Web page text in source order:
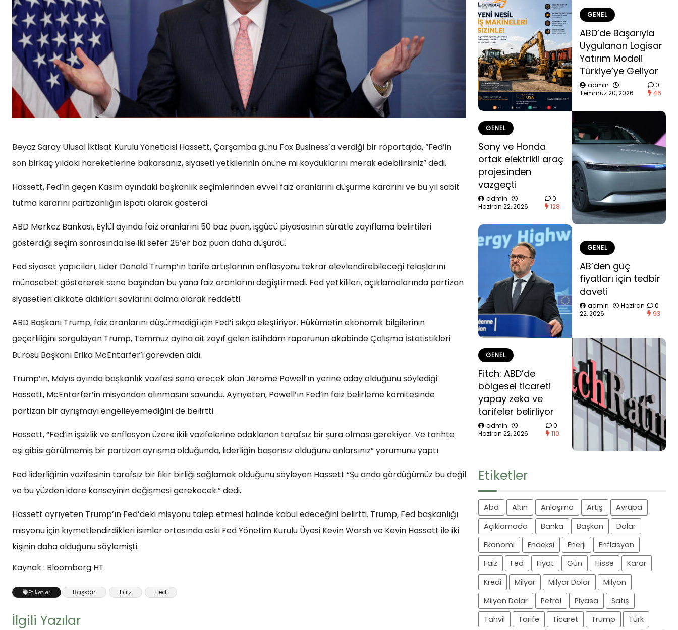
Beyaz Saray Ulusal İktisat Kurulu Yöneticisi Hassett, Çarşamba günü Fox Business’a verdiği bir röportajda, “Fed’in
son birkaç yıldaki hareketlerine bakarsanız, siyaseti yetkilerinin önüne mi koyduklarını merak edebilirsiniz” dedi.
Hassett, Fed’in geçen Kasım ayındaki başkanlık seçimlerinden evvel faiz oranlarını düşürme kararını ve bu yıl sabit
tutma kararını partizanlığın ispatı olarak gösterdi.
ABD Merkez Bankası, Eylül ayında faiz oranlarını 50 baz puan, işgücü piyasasının süratle zayıflama belirtileri
gösterdiği seçim sonrasında ise iki sefer 25’er baz puan daha düşürdü.
Fed siyaset yapıcıları, Lider Donald Trump’ın tarife artışlarının enflasyonu tekrar alevlendirebileceği telaşlarını
münasebet göstererek sene başından bu yana faiz oranlarını değiştirmedi. Fed yetkilileri, açıklamalarında partizan
siyasetleri dikkate aldıkları savlarını daima olarak reddetti.
ABD Başkanı Trump, faiz oranlarını düşürmediği için Fed’i sıkça eleştiriyor. Hükümetin ekonomik bilgilerinin
geçerliliğini sorgulayan Trump, Temmuz ayına ait zayıf gelen istihdam raporunun akabinde Çalışma İstatistikleri
Bürosu Başkanı Erika McEntarfer’i görevden aldı.
Trump’ın, Mayıs ayında başkanlık vazifesi sona erecek olan Jerome Powell’ın yerine aday olduğunu söylediği
Hassett, McEntarfer’in misyondan alınmasını savundu. Ayrıyeten, Powell’ın Fed’in faiz belirleme komitesinde
partizan bir ayrışmayı engelleyemediğini de belirtti.
Hassett, “Fed’in işsizlik ve enflasyon üzere ikili vazifelerine odaklanan tarafsız bir şura olması gerekiyor. Ve tarihte
eşi gibisi görülmemiş bir partizan ayrışma olduğunda, liderliğin başarısız olduğunu anlarsınız” yorumunu yaptı.
Fed liderliğinin vazifesinin tarafsız bir fikir birliği sağlamak olduğunu söyleyen Hassett “Şu anda gördüğümüz bu değil
ve bu yüzden idare konseyinin değişmesi gerekecek.” dedi.
Hassett ayrıyeten Trump’ın Fed’deki misyonu talep etmesi halinde kabul edeceğini belirtti. Trump, Fed başkanlığı
misyonu için kıymetlendirdikleri isimler ortasında eski Fed Yönetim Kurulu Üyesi Kevin Warsh ve Kevin Hassett ile iki
kişinin daha olduğunu söylemişti.
Kaynak : Bloomberg HT
Etiketler Başkan Faiz Fed
İlgili Yazılar
GENEL
ABD’de Başarıyla
Uygulanan Logisar
Yatırım Modeli
Türkiye’ye Geliyor
admin
Temmuz 20, 2026
0
46
GENEL
Sony ve Honda
ortak elektrikli araç
projesinden
vazgeçti
admin
Haziran 22, 2026
0
128
GENEL
AB’den güç
fiyatları için tedbir
daveti
admin
Haziran
22, 2026
0
93
GENEL
Fitch: ABD’de
bölgesel ticareti
yapay zeka ve
tarifeler belirliyor
admin
Haziran 22, 2026
0
110
Etiketler
Abd Altın Anlaşma Artış
Avrupa
Açıklamada
Banka Başkan
Dolar
Ekonomi
Endeksi Enerji
Enflasyon
Faiz
Fed Fiyat Gün Hisse
Karar
Kredi
Milyar Milyar Dolar
Milyon
Milyon Dolar
Petrol Piyasa
Satış
Tahvil
Tarife Ticaret Trump
Türk